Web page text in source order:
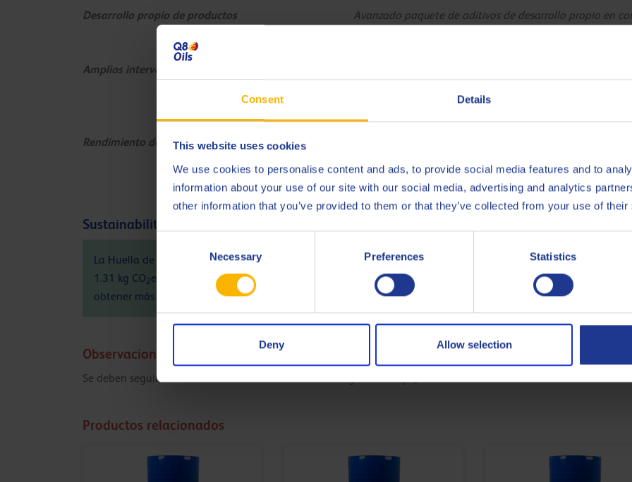
Consent Details
This website uses cookies
We use cookies to personalise content and ads, to provide social media features and to
information about your use of our site with our social media, advertising and analytics
other information that you’ve provided to them or that they’ve collected from your use of
Necessary Preferences Statistics
Deny Allow selection
Desarrollo propio de productos
Avanzado paquete de aditivos de desarrollo propio en
Amplios intervalos de cambio
Aceite para motores de gas con un excelente equilibrio,
bajo consumo de aceite con una protección destacada
reducción significativa del coste total de operación
Rendimiento de motor
Destacada resistencia frente al autoencendido y
Sustainability info
La Huella de Carbono del producto (PCF), de la cuna a la puerta (instalaciones de última generación de Q8Oils
1.31 kg CO2eq / kg. Por favor, contacte a Q8Oils para obtener más información sobre el impacto ambiental
obtener más información, consulte
Observaciones
Se deben seguir las recomendaciones del fabricante original del equipo .
Productos relacionados